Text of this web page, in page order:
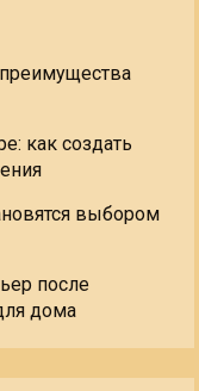
как создать
выбором
после
дома